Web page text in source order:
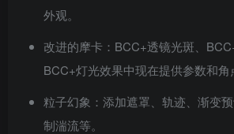
外观。
改进的摩卡：BCC+透镜光斑、
BCC+灯光效果中现在提供参数和角
粒子幻象：添加遮罩、轨迹、渐变
制湍流等。